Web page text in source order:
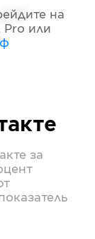
на
Pro или
за